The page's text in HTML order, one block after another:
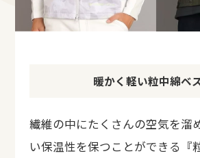
暖かく軽い粒中綿ベ
繊維の中にたくさんの空気を溜
い保温性を保つことができる『